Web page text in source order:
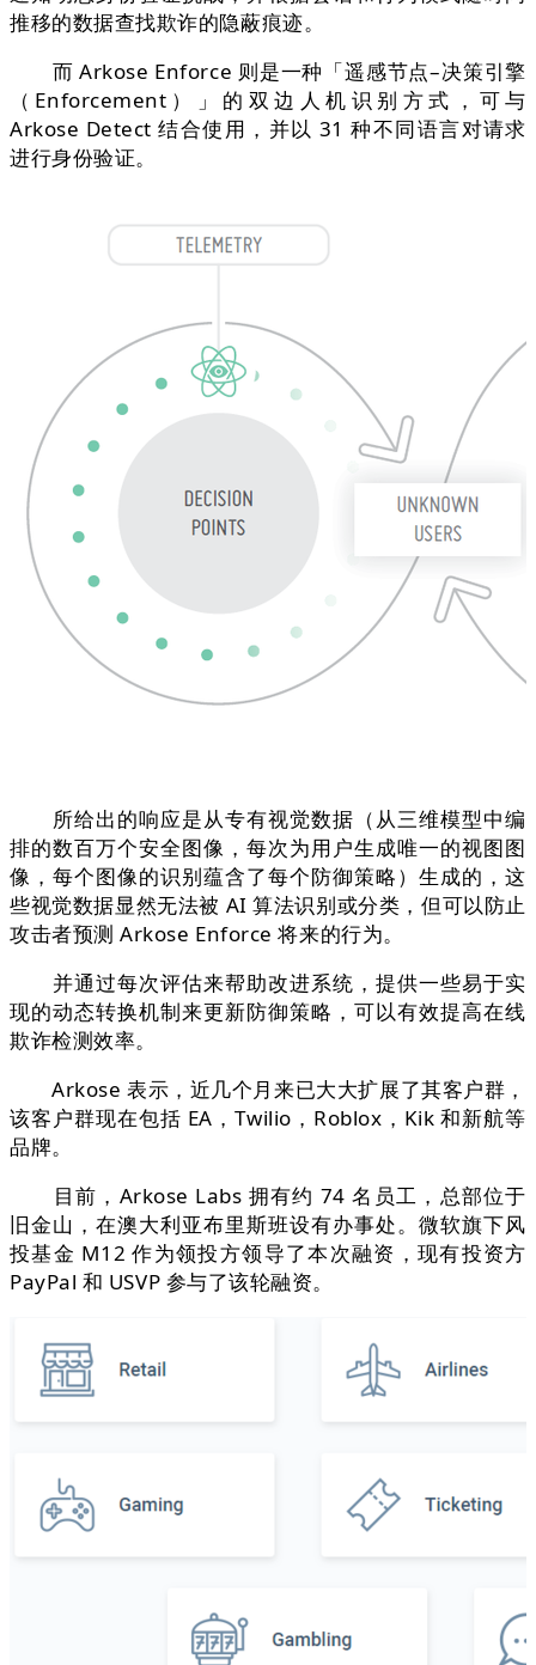
推移的数据查找欺诈的隐蔽痕迹。
而 Arkose Enforce 则是一种「遥感节点–决策引擎
（Enforcement）」的双边人机识别方式，可与
Arkose Detect 结合使用，并以 31 种不同语言对请求
进行身份验证。
所给出的响应是从专有视觉数据（从三维模型中编
排的数百万个安全图像，每次为用户生成唯一的视图图
像，每个图像的识别蕴含了每个防御策略）生成的，这
些视觉数据显然无法被 AI 算法识别或分类，但可以防止
攻击者预测 Arkose Enforce 将来的行为。
并通过每次评估来帮助改进系统，提供一些易于实
现的动态转换机制来更新防御策略，可以有效提高在线
欺诈检测效率。
Arkose 表示，近几个月来已大大扩展了其客户群，
该客户群现在包括 EA，Twilio，Roblox，Kik 和新航等
品牌。
目前，Arkose Labs 拥有约 74 名员工，总部位于
旧金山，在澳大利亚布里斯班设有办事处。微软旗下风
投基金 M12 作为领投方领导了本次融资，现有投资方
PayPal 和 USVP 参与了该轮融资。